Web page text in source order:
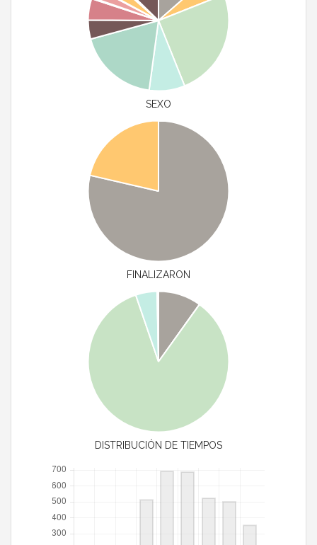
SEXO
FINALIZARON
DISTRIBUCIÓN DE TIEMPOS